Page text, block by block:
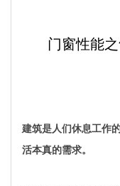
门窗性能
建筑是人们休息工作
活本真的需求。